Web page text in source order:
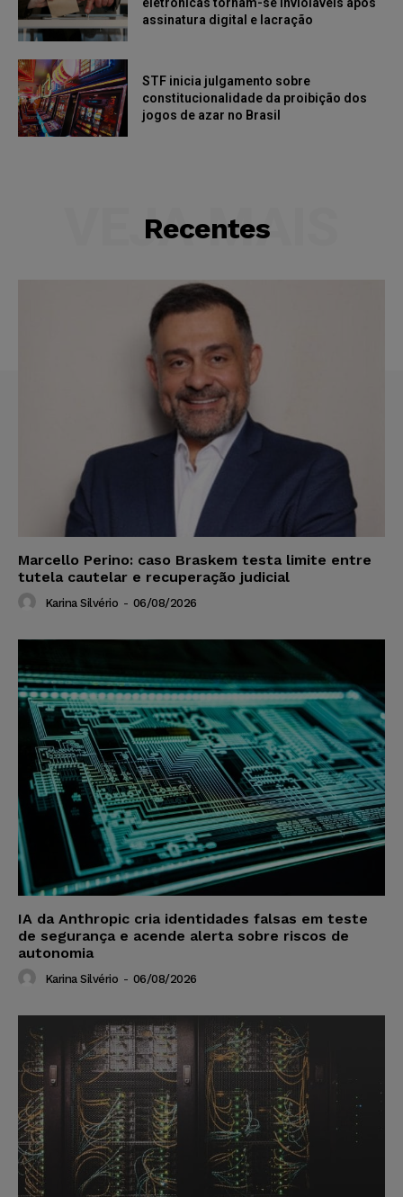
assinatura digital e lacração
STF inicia julgamento sobre
constitucionalidade da proibição dos
jogos de azar no Brasil
Recentes
VEJA MAIS
Marcello Perino: caso Braskem testa limite entre
tutela cautelar e recuperação judicial
Karina Silvério - 06/08/2026
IA da Anthropic cria identidades falsas em teste
de segurança e acende alerta sobre riscos de
autonomia
Karina Silvério - 06/08/2026